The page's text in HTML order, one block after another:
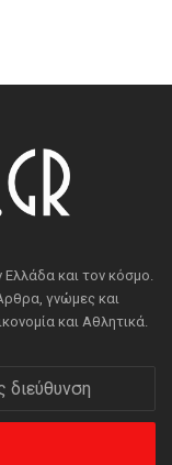
Ελλάδα και τον κόσμο.
γνώμες και
και Αθλητικά.